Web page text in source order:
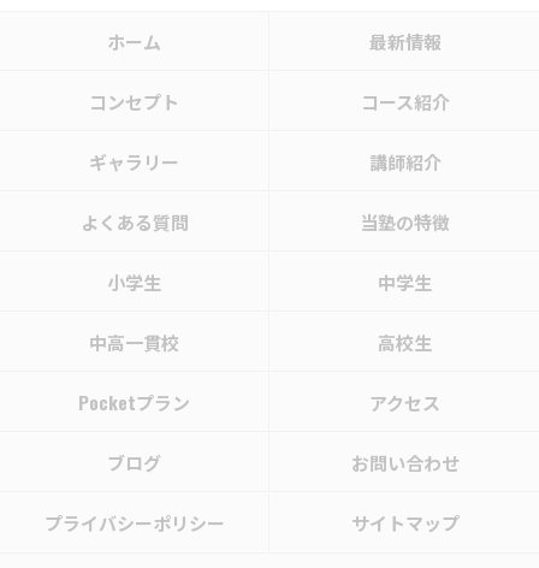
ホーム 最新情報
コンセプト コース紹介
ギャラリー 講師紹介
よくある質問 当塾の特徴
小学生 中学生
中高一貫校 高校生
Pocketプラン アクセス
ブログ お問い合わせ
プライバシーポリシー サイトマップ